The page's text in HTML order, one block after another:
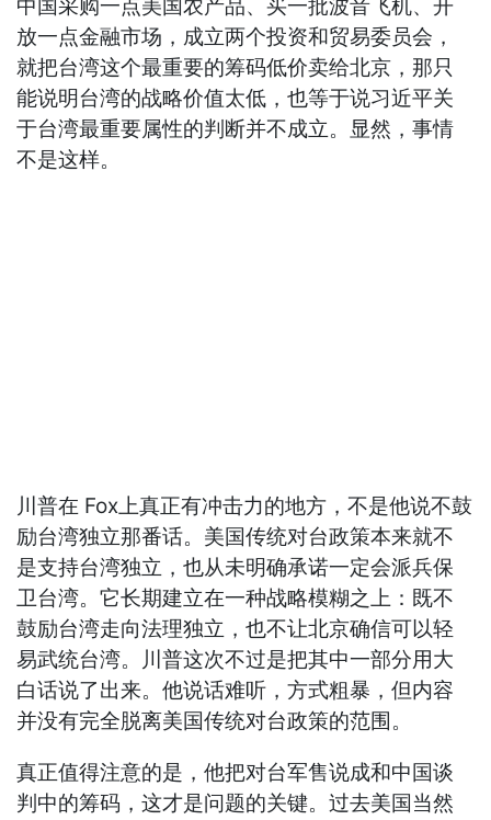
中国采购一点美国农产品、买一批波音飞机、开
放一点金融市场，成立两个投资和贸易委员会，
就把台湾这个最重要的筹码低价卖给北京，那只
能说明台湾的战略价值太低，也等于说习近平关
于台湾最重要属性的判断并不成立。显然，事情
不是这样。
川普在 Fox上真正有冲击力的地方，不是他说不鼓
励台湾独立那番话。美国传统对台政策本来就不
是支持台湾独立，也从未明确承诺一定会派兵保
卫台湾。它长期建立在一种战略模糊之上：既不
鼓励台湾走向法理独立，也不让北京确信可以轻
易武统台湾。川普这次不过是把其中一部分用大
白话说了出来。他说话难听，方式粗暴，但内容
并没有完全脱离美国传统对台政策的范围。
真正值得注意的是，他把对台军售说成和中国谈
判中的筹码，这才是问题的关键。过去美国当然